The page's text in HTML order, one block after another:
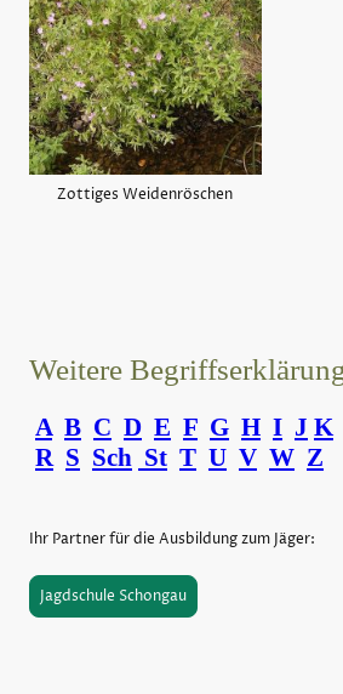
Zottiges Weidenröschen
Weitere
A B C D E F G H I J K
R S Sch St T U V W Z
Ihr Partner für die Ausbildung zum Jäger:
Jagdschule Schongau